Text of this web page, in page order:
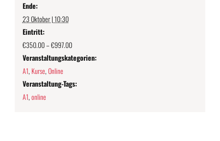
Ende:
23 Oktober | 10:30
Eintritt:
€350.00 – €997.00
Veranstaltungskategorien:
A1, Kurse,Online
Veranstaltung-Tags:
A1,online